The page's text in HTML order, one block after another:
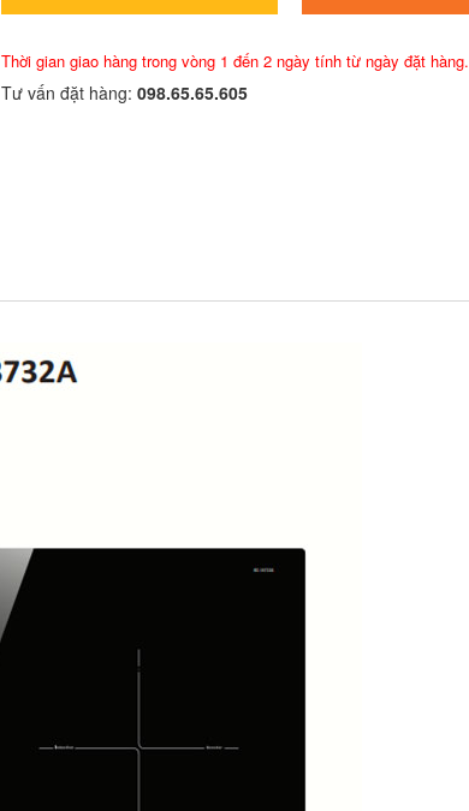
Thời gian giao hàng trong vòng 1 đến 2 ngày tính từ ngày đặt hàng.
Tư vấn đặt hàng: 098.65.65.605